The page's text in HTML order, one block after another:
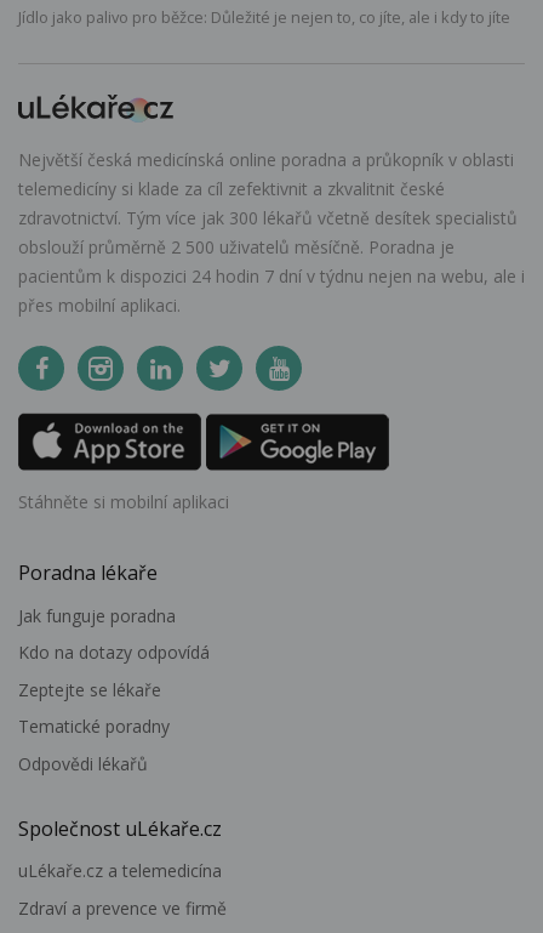
Jídlo jako palivo pro běžce: Důležité je nejen to, co jíte, ale i kdy to jíte
Největší česká medicínská online poradna a průkopník v oblasti
telemedicíny si klade za cíl zefektivnit a zkvalitnit české
zdravotnictví. Tým více jak 300 lékařů včetně desítek specialistů
obslouží průměrně 2 500 uživatelů měsíčně. Poradna je
pacientům k dispozici 24 hodin 7 dní v týdnu nejen na webu, ale i
přes mobilní aplikaci.
Stáhněte si mobilní aplikaci
Poradna lékaře
Jak funguje poradna
Kdo na dotazy odpovídá
Zeptejte se lékaře
Tematické poradny
Odpovědi lékařů
Společnost uLékaře.cz
uLékaře.cz a telemedicína
Zdraví a prevence ve firmě